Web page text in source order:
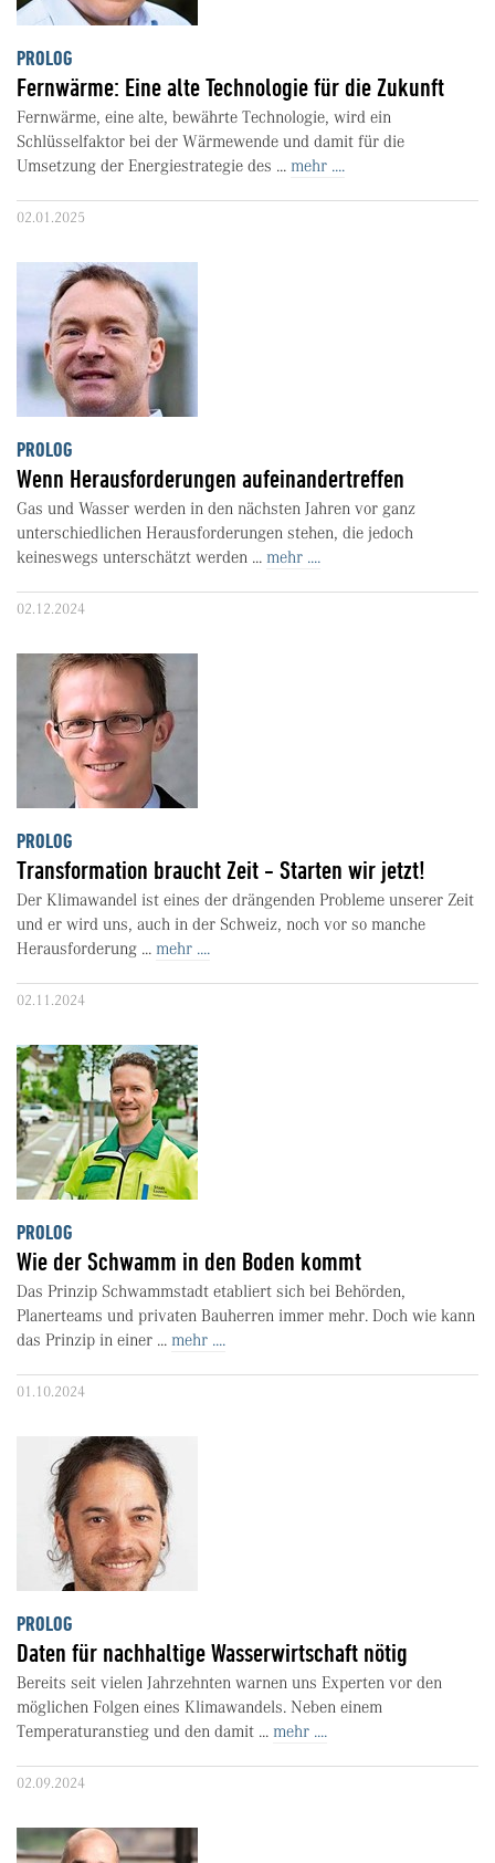
PROLOG
Fernwärme: Eine alte Technologie für die Zukunft
Fernwärme, eine alte, bewährte Technologie, wird ein
Schlüsselfaktor bei der Wärmewende und damit für die
Umsetzung der Energiestrategie des ... mehr ....
02.01.2025
PROLOG
Wenn Herausforderungen aufeinandertreffen
Gas und Wasser werden in den nächsten Jahren vor ganz
unterschiedlichen Herausforderungen stehen, die jedoch
keineswegs unterschätzt werden ... mehr ....
02.12.2024
PROLOG
Transformation braucht Zeit - Starten wir jetzt!
Der Klimawandel ist eines der drängenden Probleme unserer Zeit
und er wird uns, auch in der Schweiz, noch vor so manche
Herausforderung ... mehr ....
02.11.2024
PROLOG
Wie der Schwamm in den Boden kommt
Das Prinzip Schwammstadt etabliert sich bei Behörden,
Planerteams und privaten Bauherren immer mehr. Doch wie kann
das Prinzip in einer ... mehr ....
01.10.2024
PROLOG
Daten für nachhaltige Wasserwirtschaft nötig
Bereits seit vielen Jahrzehnten warnen uns Experten vor den
möglichen Folgen eines Klimawandels. Neben einem
Temperaturanstieg und den damit ... mehr ....
02.09.2024